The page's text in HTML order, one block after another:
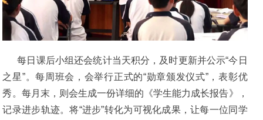
每日课后小组还会统计当天积分，及时更新并公示“今日
之星”。每周班会，会举行正式的“勋章颁发仪式”，表彰优
秀。每月末，则会生成一份详细的《学生能力成长报告》，
记录进步轨迹。将“进步”转化为可视化成果，让每一位同学